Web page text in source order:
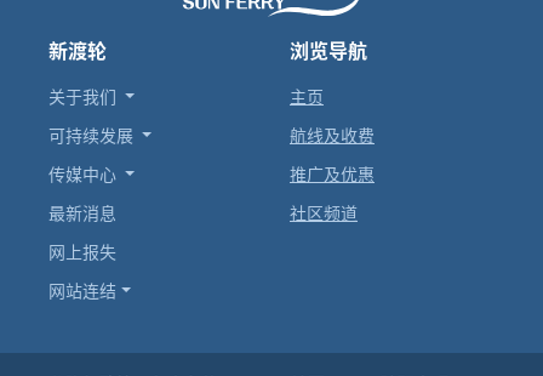
新渡轮
关于我们
可持续发展
传媒中心
最新消息
网上报失
网站连结
浏览导航
主页
航线及收费
推广及优惠
社区频道